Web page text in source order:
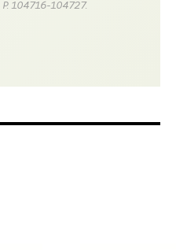
P. 104716-104727.